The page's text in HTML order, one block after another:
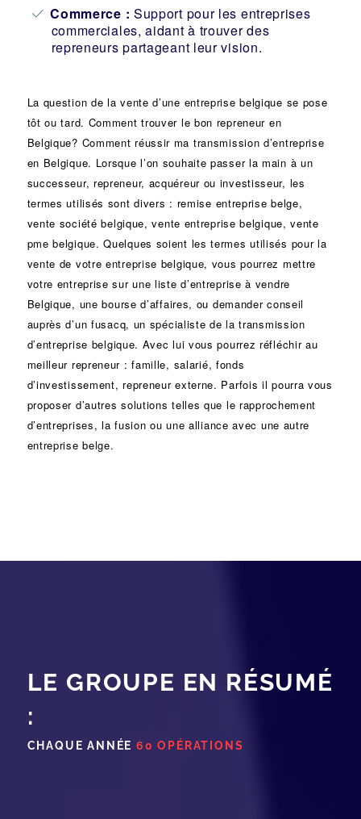
Commerce : Support pour les entreprises
commerciales, aidant à trouver des
repreneurs partageant leur vision.
La question de la vente d’une entreprise belgique se pose
tôt ou tard. Comment trouver le bon repreneur en
Belgique? Comment réussir ma transmission d’entreprise
en Belgique. Lorsque l’on souhaite passer la main à un
successeur, repreneur, acquéreur ou investisseur, les
termes utilisés sont divers : remise entreprise belge,
vente société belgique, vente entreprise belgique, vente
pme belgique. Quelques soient les termes utilisés pour la
vente de votre entreprise belgique, vous pourrez mettre
votre entreprise sur une liste d’entreprise à vendre
Belgique, unebourse d’affaires, ou demander conseil
auprès d’un fusacq, un spécialiste de latransmission
d’entreprise belgique. Avec lui vous pourrez réfléchir au
meilleur repreneur :famille, salarié, fonds
d’investissement, repreneur externe. Parfois il pourra vous
proposer d’autres solutions telles que le rapprochement
d’entreprises, lafusion ou unealliance avec une autre
entreprise belge.
LE GROUPE EN RÉSUMÉ
:
CHAQUE ANNÉE 60 OPÉRATIONS